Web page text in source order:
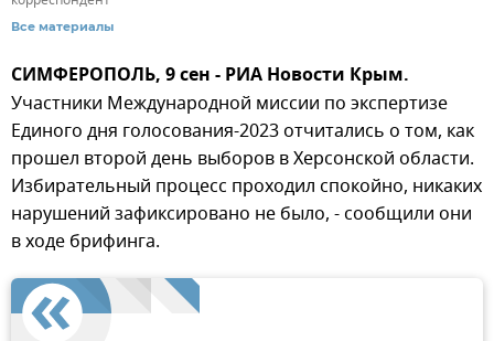
Все материалы
СИМФЕРОПОЛЬ, 9 сен - РИА Новости Крым.
Участники Международной миссии по экспертизе
Единого дня голосования-2023 отчитались о том, как
прошел второй день выборов в Херсонской области.
Избирательный процесс проходил спокойно, никаких
нарушений зафиксировано не было, - сообщили они
в ходе брифинга.